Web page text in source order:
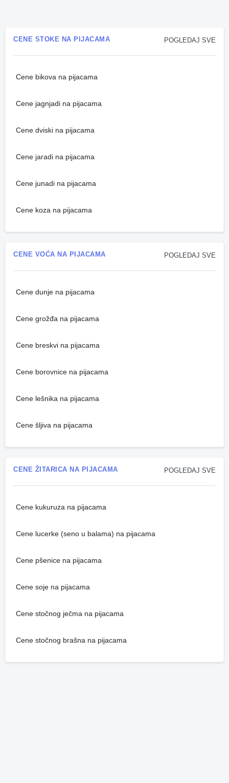
POGLEDAJ SVE
CENE STOKE NA PIJACAMA
Cene bikova na pijacama
Cene jagnjadi na pijacama
Cene dviski na pijacama
Cene jaradi na pijacama
Cene junadi na pijacama
Cene koza na pijacama
POGLEDAJ SVE
CENE VOĆA NA PIJACAMA
Cene dunje na pijacama
Cene grožđa na pijacama
Cene breskvi na pijacama
Cene borovnice na pijacama
Cene lešnika na pijacama
Cene šljiva na pijacama
POGLEDAJ SVE
CENE ŽITARICA NA PIJACAMA
Cene kukuruza na pijacama
Cene lucerke (seno u balama) na pijacama
Cene pšenice na pijacama
Cene soje na pijacama
Cene stočnog ječma na pijacama
Cene stočnog brašna na pijacama